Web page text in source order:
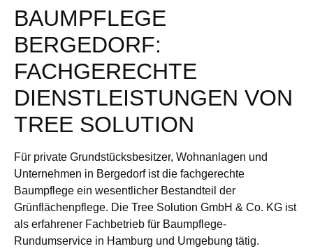
BAUMPFLEGE
BERGEDORF:
FACHGERECHTE
DIENSTLEISTUNGEN VON
TREE SOLUTION
Für private Grundstücksbesitzer, Wohnanlagen und
Unternehmen in Bergedorf ist die fachgerechte
Baumpflege ein wesentlicher Bestandteil der
Grünflächenpflege. Die Tree Solution GmbH & Co. KG ist
als erfahrener Fachbetrieb für Baumpflege-
Rundumservice in Hamburg und Umgebung tätig.